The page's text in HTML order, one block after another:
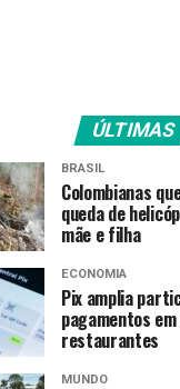
ÚLTIMAS
BRASIL
Colombianas
queda de
mãe e filha
ECONOMIA
Pix amplia
pagamentos
restaurantes
MUNDO